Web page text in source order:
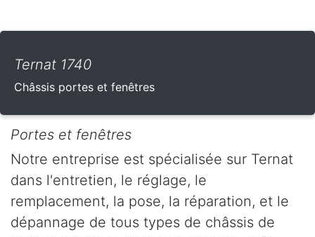
Ternat 1740
Châssis portes et fenêtres
Portes et fenêtres
Notre entreprise est spécialisée sur Ternat
dans l'entretien, le réglage, le
remplacement, la pose, la réparation, et le
dépannage de tous types de châssis de